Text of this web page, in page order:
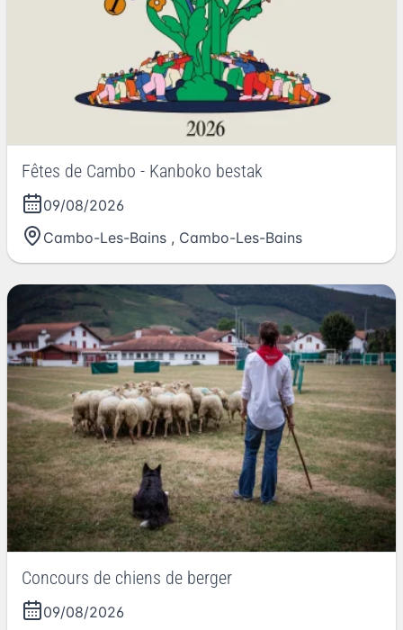
Fêtes de Cambo - Kanboko bestak
09/08/2026
Cambo-Les-Bains , Cambo-Les-Bains
Concours de chiens de berger
09/08/2026